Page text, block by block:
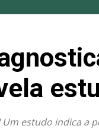
estudo indica a